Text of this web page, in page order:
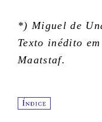
*) Miguel de
Texto inédito
Maatstaf.